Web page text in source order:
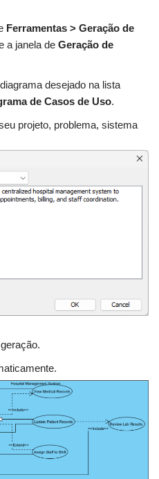
Ferramentas > Geração de
a janela de Geração de
desejado na lista
de Casos de Uso.
projeto, problema, sistema